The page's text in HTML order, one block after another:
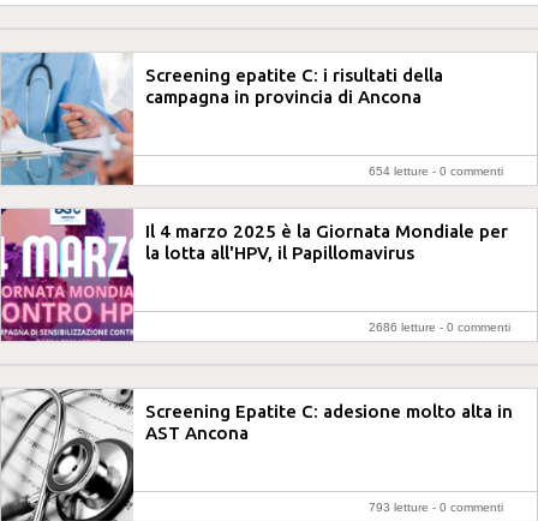
Screening epatite C: i risultati della
campagna in provincia di Ancona
654 letture - 0 commenti
Il 4 marzo 2025 è la Giornata Mondiale per
la lotta all'HPV, il Papillomavirus
2686 letture - 0 commenti
Screening Epatite C: adesione molto alta in
AST Ancona
793 letture - 0 commenti